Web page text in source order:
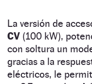
La versión de
CV (100 kW),
con soltura un
gracias a la
eléctricos, le